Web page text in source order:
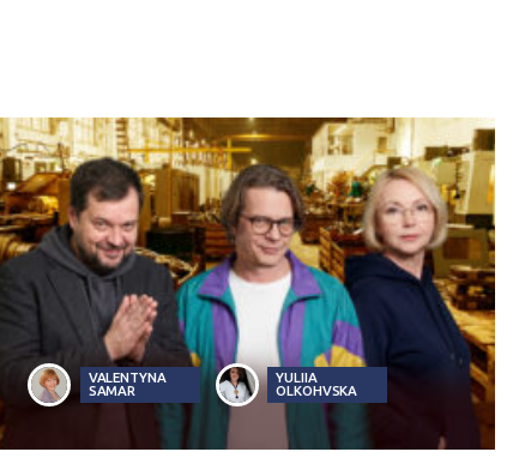
VALENTYNA
SAMAR
YULIIA
OLKOHVSKA